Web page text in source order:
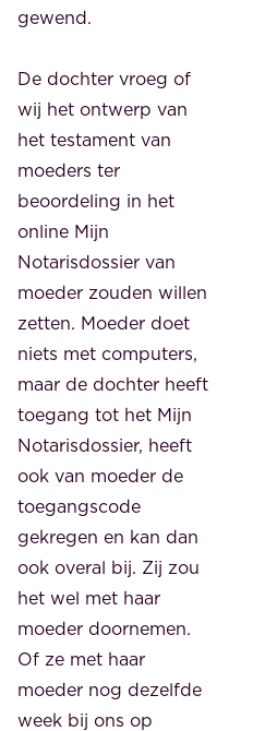
gewend.
De dochter vroeg of
wij het ontwerp van
het testament van
moeders ter
beoordeling in het
online Mijn
Notarisdossier van
moeder zouden willen
zetten. Moeder doet
niets met computers,
maar de dochter heeft
toegang tot het Mijn
Notarisdossier, heeft
ook van moeder de
toegangscode
gekregen en kan dan
ook overal bij. Zij zou
het wel met haar
moeder doornemen.
Of ze met haar
moeder nog dezelfde
week bij ons op